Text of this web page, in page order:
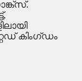
കിംഗ്ഡം